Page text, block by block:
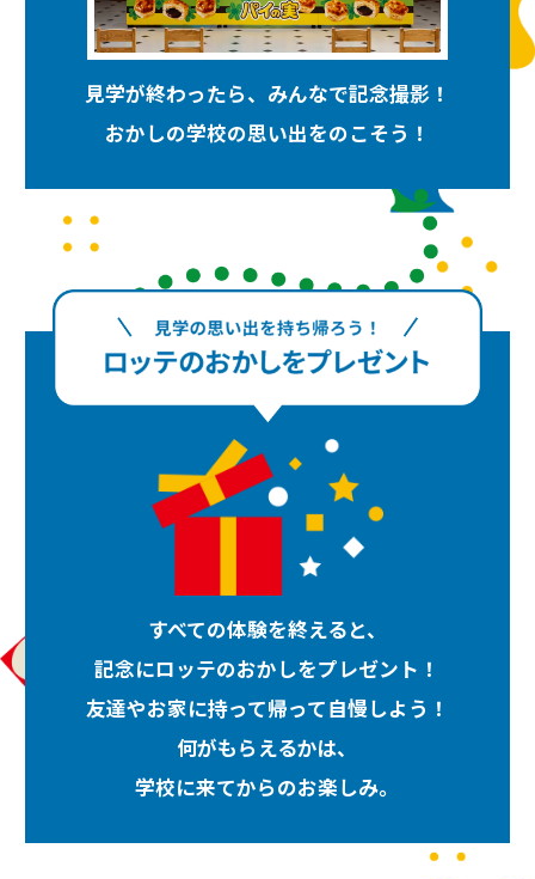
見学が終わったら、みんなで記念撮影！
おかしの学校の思い出をのこそう！
すべての体験を終えると、
記念にロッテのおかしをプレゼント！
友達やお家に持って帰って自慢しよう！
何がもらえるかは、
学校に来てからのお楽しみ。